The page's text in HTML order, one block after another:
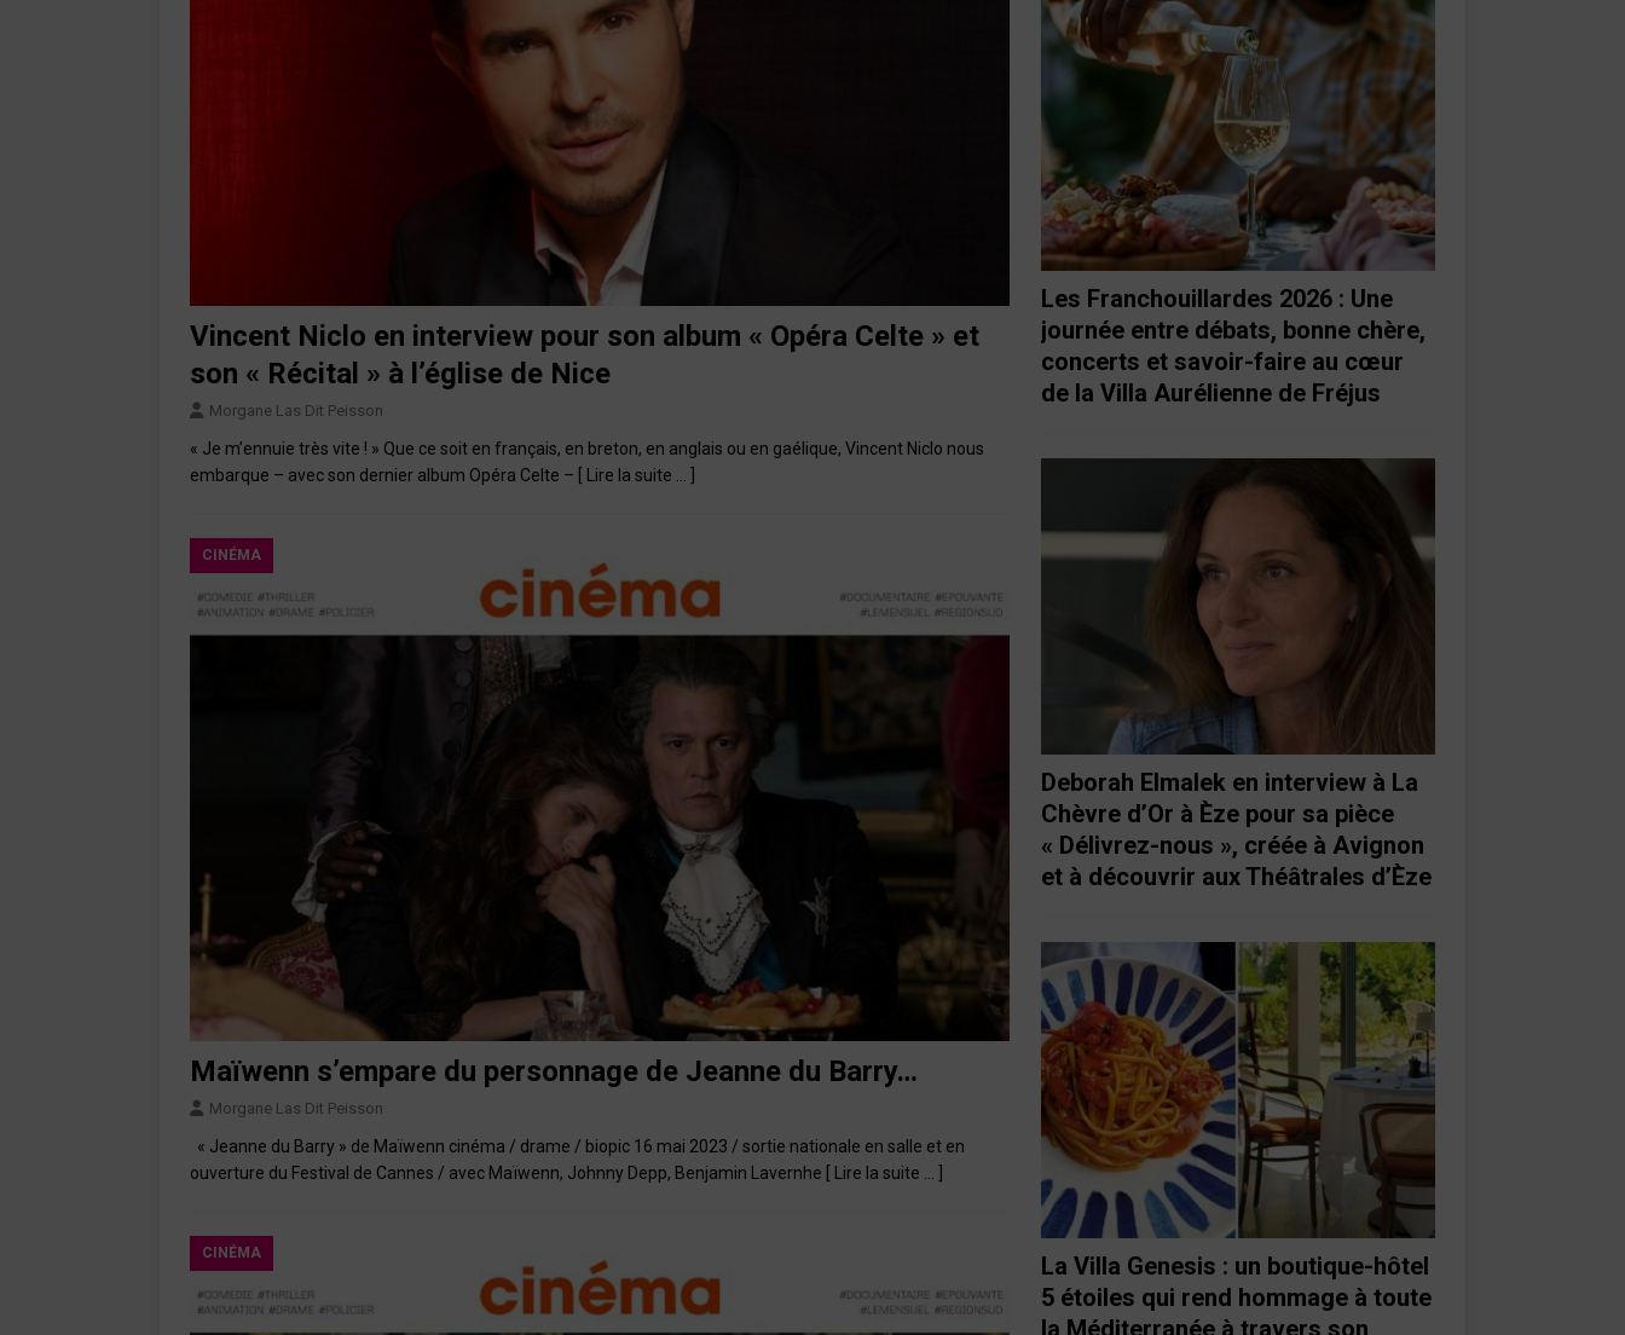
Vincent Niclo en interview pour son album « Opéra Celte » et
son « Récital » à l’église de Nice
Morgane Las Dit Peisson
« Je m’ennuie très vite ! » Que ce soit en français, en breton, en anglais ou en gaélique, Vincent Niclo nous
embarque – avec son dernier album Opéra Celte –
[ Lire la suite … ]
CINÉMA
Maïwenn s’empare du personnage de Jeanne du Barry…
Morgane Las Dit Peisson
« Jeanne du Barry » de Maïwenn cinéma / drame / biopic 16 mai 2023 / sortie nationale en salle et en
ouverture du Festival de Cannes / avec Maïwenn, Johnny Depp, Benjamin Lavernhe [ Lire la suite … ]
CINÉMA
Les Franchouillardes 2026 : Une
journée entre débats, bonne chère,
concerts et savoir-faire au cœur
de la Villa Aurélienne de Fréjus
Deborah Elmalek en interview à La
Chèvre d’Or à Èze pour sa pièce
« Délivrez-nous », créée à Avignon
et à découvrir aux Théâtrales d’Èze
La Villa Genesis : un boutique-hôtel
5 étoiles qui rend hommage à toute